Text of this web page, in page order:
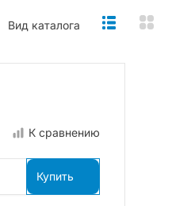
Вид каталога
К сравнению
Купить